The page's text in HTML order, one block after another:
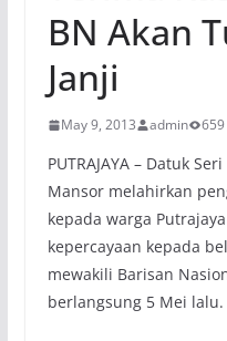
BN Akan
Janji
May 9, 2013 admin 659
PUTRAJAYA – Datuk
Mansor melahirkan
kepada warga
kepercayaan kepada
mewakili Barisan
berlangsung 5 Mei lalu.